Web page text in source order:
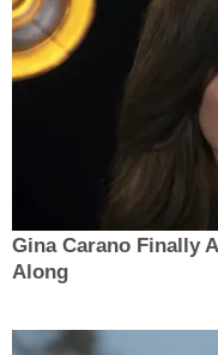
Gina Carano Finally
Along